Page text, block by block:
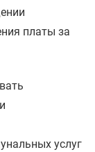
платы за
услуг